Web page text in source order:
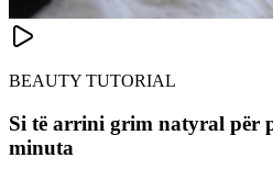
BEAUTY TUTORIAL
Si të arrini grim natyral për
minuta